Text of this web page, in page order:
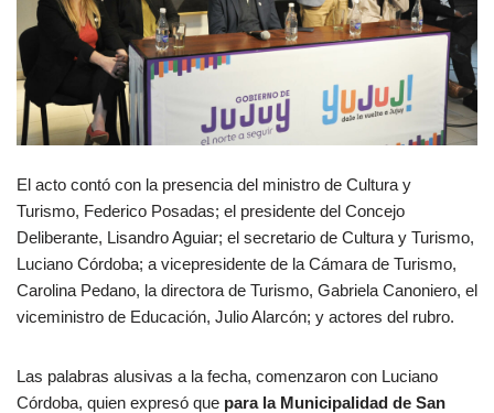
El acto contó con la presencia del ministro de Cultura y
Turismo, Federico Posadas; el presidente del Concejo
Deliberante, Lisandro Aguiar; el secretario de Cultura y Turismo,
Luciano Córdoba; a vicepresidente de la Cámara de Turismo,
Carolina Pedano, la directora de Turismo, Gabriela Canoniero, el
viceministro de Educación, Julio Alarcón; y actores del rubro.
Las palabras alusivas a la fecha, comenzaron con Luciano
Córdoba, quien expresó que para la Municipalidad de San